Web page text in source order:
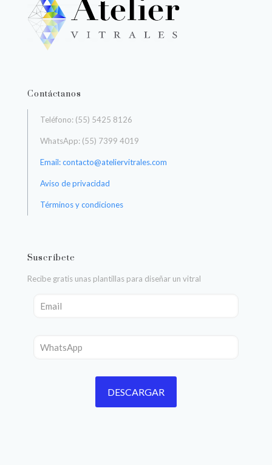
Contáctanos
Teléfono: (55) 5425 8126
WhatsApp: (55) 7399 4019
Email: contacto@ateliervitrales.com
Aviso de privacidad
Términos y condiciones
Suscríbete
Recibe gratis unas plantillas para diseñar un vitral